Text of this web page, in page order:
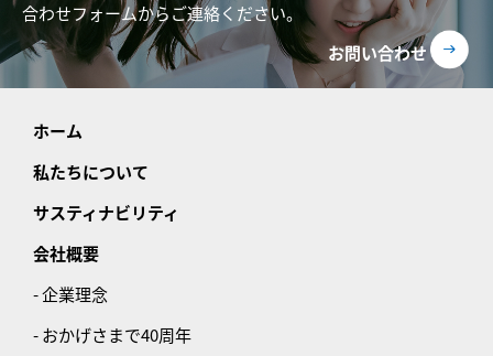
合わせフォームからご連絡ください。
お問い合わせ
ホーム
私たちについて
サスティナビリティ
会社概要
- 企業理念
- おかげさまで40周年